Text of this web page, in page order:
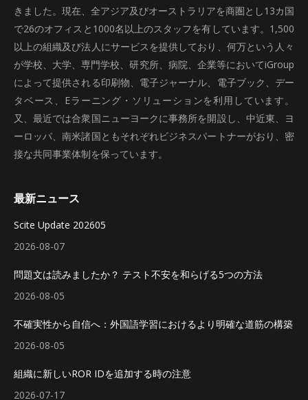
きました。現在、全アジア及びオーストラリアを商圏とし13カ国
で26のオフィスと1000名以上のスタッフを有しています。1,500
以上の組織及び法人にサービスを提供しており、何万という人々
が学校、大学、専門学校、研究所、病院、企業等においてiGroup
によって提供される印刷物、電子ジャーナル、電子ブック、デー
タベース、Eラーニング・ソリューションを利用しています。
又、最近では合衆国ニューヨークに事務所を開設し、中近東、ヨ
ーロッパ、南米諸国ともそれぞれビジネスパートナーがおり、密
接な共同事業体制を保っています。
最新ニュース
Scite Update 202605
2026-08-07
問題文は読みましたか？ テスト不安を和らげる5つの方法
2026-08-05
不確実性から自信へ：外国語学習におけるより明確な道筋の構築
2026-08-05
組織に新しいROR IDを追加する時の注意
2026-07-17